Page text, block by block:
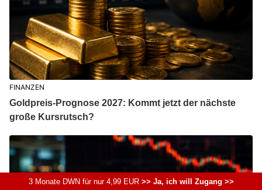
FINANZEN
Goldpreis-Prognose 2027: Kommt jetzt der nächste
große Kursrutsch?
3 Monate DWN für nur 4,99 EUR>> Ja, ich will Zugang >>